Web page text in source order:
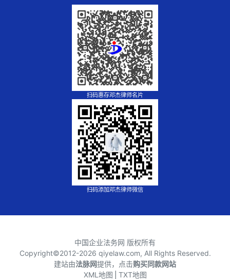
扫码惠存邓杰律师名片
扫码添加邓杰律师微信
中国企业法务网 版权所有
Copyright©2012-2026 qiyelaw.com, All Rights Reserved.
建站由法脉网提供，点击购买同款网站
XML地图 TXT地图